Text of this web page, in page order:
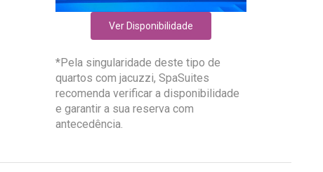
Ver Disponibilidade
*Pela singularidade deste tipo de
quartos com jacuzzi, SpaSuites
recomenda verificar a disponibilidade
e garantir a sua reserva com
antecedência.